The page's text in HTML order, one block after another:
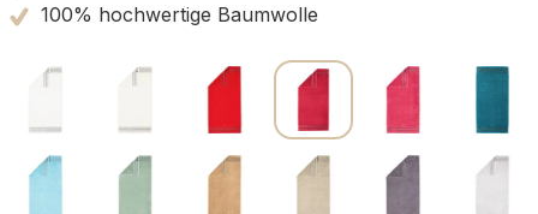
100% hochwertige Baumwolle